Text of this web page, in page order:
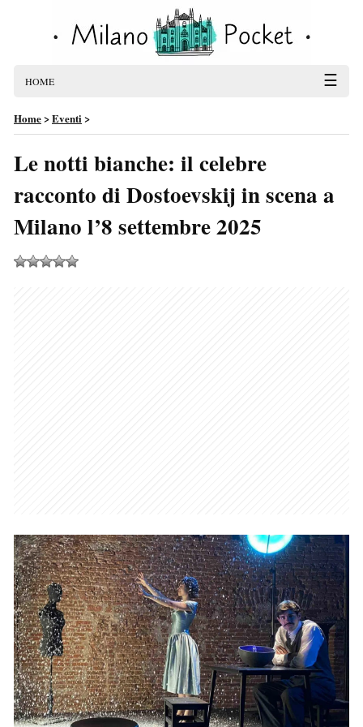
HOME ☰
Home>Eventi>
Le notti bianche: il celebre
racconto di Dostoevskij in scena a
Milano l’8 settembre 2025